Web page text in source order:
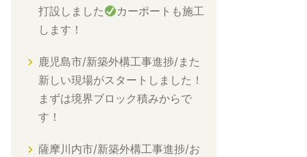
打設しました
カーポートも施工
します！
鹿児島市/新築外構工事進捗/また
新しい現場がスタートしました！
まずは境界ブロック積みからで
す！
薩摩川内市/新築外構工事進捗/お